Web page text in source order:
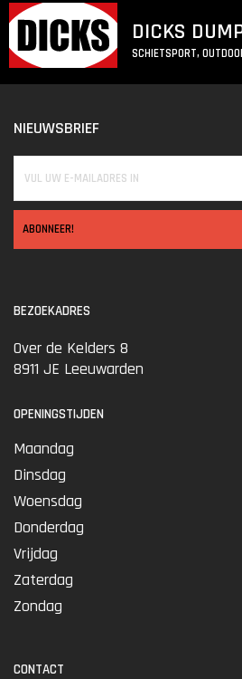
DICKS
SCHIETSPORT,
NIEUWSBRIEF
ABONNEER!
BEZOEKADRES
Over de Kelders 8
8911 JE Leeuwarden
OPENINGSTIJDEN
Maandag
Dinsdag
Woensdag
Donderdag
Vrijdag
Zaterdag
Zondag
CONTACT